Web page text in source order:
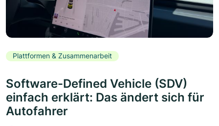
Plattformen & Zusammenarbeit
Software-Defined Vehicle (SDV)
einfach erklärt: Das ändert sich für
Autofahrer